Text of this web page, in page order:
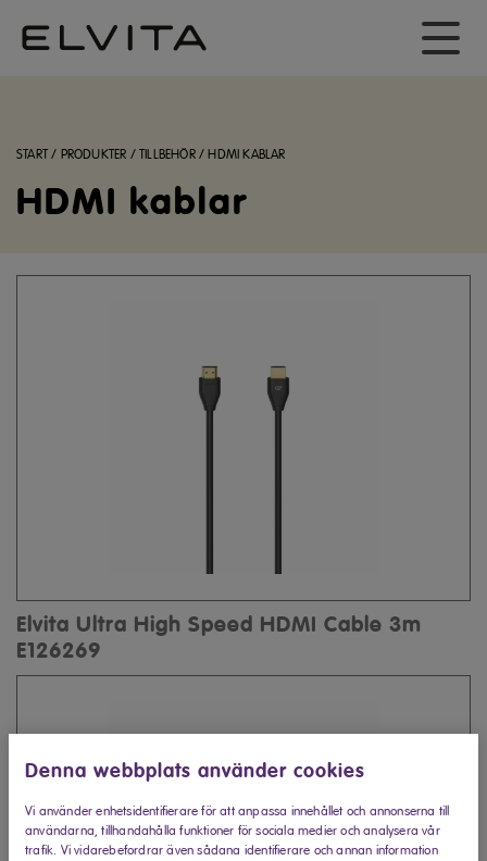
Denna webbplats använder cookies
Vi använder enhetsidentifierare för att anpassa innehållet och annonserna till
användarna, tillhandahålla funktioner för sociala medier och analysera vår
trafik. Vi vidarebefordrar även sådana identifierare och annan information
START / PRODUKTER /TILLBEHÖR/HDMI KABLAR
HDMI kablar
Elvita Ultra High Speed HDMI Cable 3m
E126269